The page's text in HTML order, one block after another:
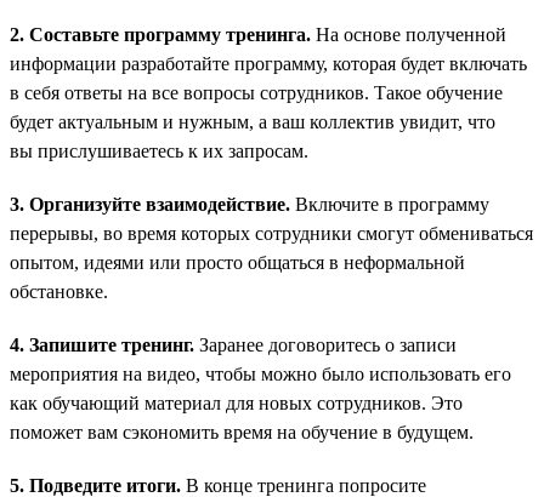
2. Составьте программу тренинга. На основе полученной
информации разработайте программу, которая будет включать
в себя ответы на все вопросы сотрудников. Такое обучение
будет актуальным и нужным, а ваш коллектив увидит, что
вы прислушиваетесь к их запросам.
3. Организуйте взаимодействие. Включите в программу
перерывы, во время которых сотрудники смогут обмениваться
опытом, идеями или просто общаться в неформальной
обстановке.
4. Запишите тренинг. Заранее договоритесь о записи
мероприятия на видео, чтобы можно было использовать его
как обучающий материал для новых сотрудников. Это
поможет вам сэкономить время на обучение в будущем.
5. Подведите итоги. В конце тренинга попросите